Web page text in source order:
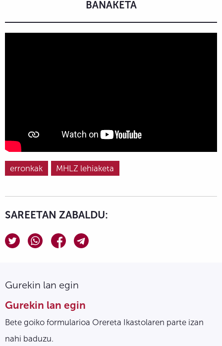
BANAKETA
erronkak MHLZ lehiaketa
SAREETAN ZABALDU:
Gurekin lan egin
Gurekin lan egin
Bete goiko formularioa Orereta Ikastolaren parte izan
nahi baduzu.